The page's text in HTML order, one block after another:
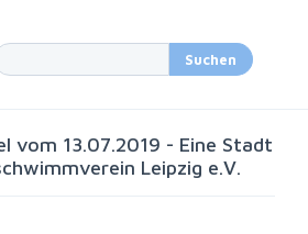
vom 13.07.2019 - Eine Stadt
Leipzig e.V.